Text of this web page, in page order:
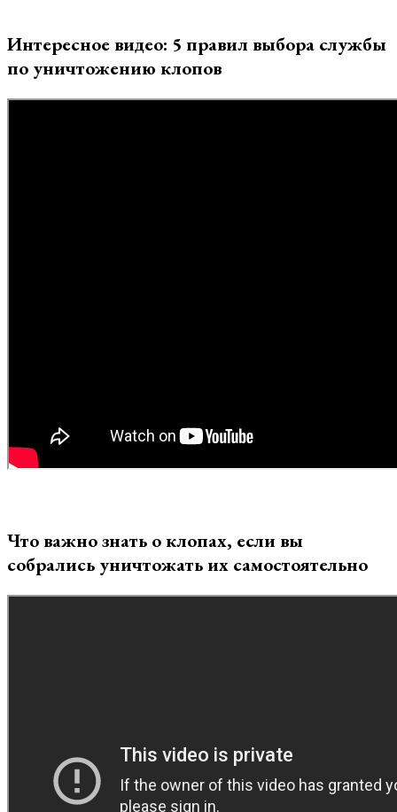
Интересное видео: 5 правил выбора службы
по уничтожению клопов
Что важно знать о клопах, если вы
собрались уничтожать их самостоятельно